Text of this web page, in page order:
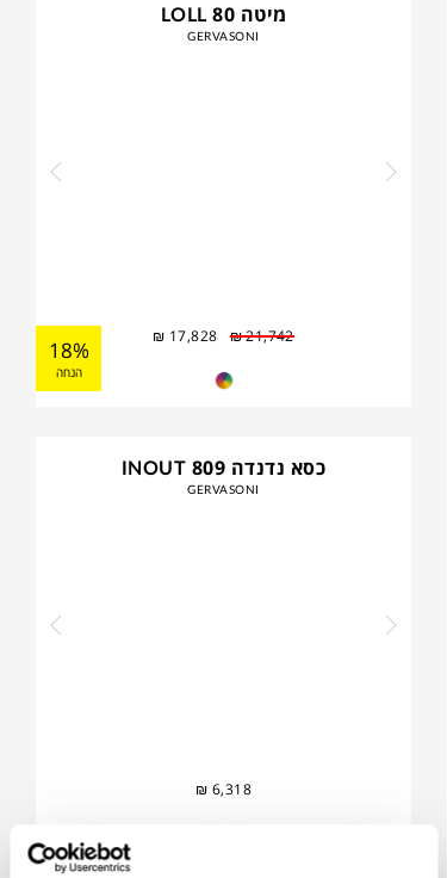
מיטה LOLL 80
GERVASONI
₪21,742
₪ 17,828
18%
הנחה
כסא נדנדה INOUT 809
GERVASONI
₪ 6,318